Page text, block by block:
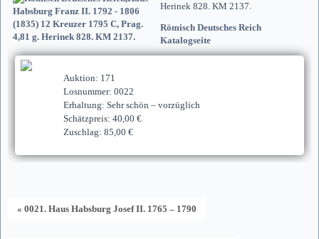
Herinek 828. KM 2137.
Römisch Deutsches Reich
Katalogseite
Auktion: 171
Losnummer: 0022
Erhaltung: Sehr schön – vorzüglich
Schätzpreis: 40,00 €
Zuschlag: 85,00 €
« 0021. Haus Habsburg Josef II. 1765 – 1790